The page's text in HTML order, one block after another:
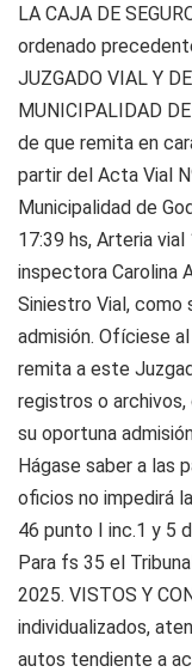
LA CAJA DE
ordenado
JUZGADO VIAL Y
MUNICIPALIDAD
de que remita en
partir del Acta Vial
Municipalidad de
17:39 hs, Arteria
inspectora Carolina
Siniestro Vial, como
admisión. Ofíciese
remita a este
registros o
su oportuna
Hágase saber a las
oficios no impedirá
46 punto I inc.1 y 5
Para fs 35 el
2025. VISTOS Y
individualizados,
autos tendiente a